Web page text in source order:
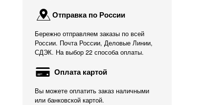
Отправка по России
Бережно отправляем заказы по всей
России. Почта России, Деловые Линии,
СДЭК. На выбор 22 способа оплаты.
Оплата картой
Вы можете оплатить заказ наличными
или банковской картой.